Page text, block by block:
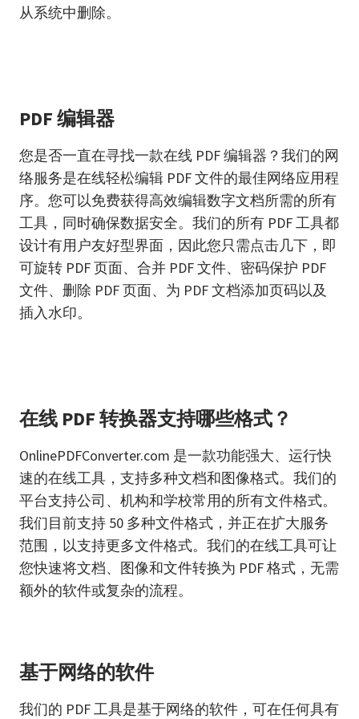
从系统中删除。
PDF 编辑器
您是否一直在寻找一款在线 PDF 编辑器？我们的网
络服务是在线轻松编辑 PDF 文件的最佳网络应用程
序。您可以免费获得高效编辑数字文档所需的所有
工具，同时确保数据安全。我们的所有 PDF 工具都
设计有用户友好型界面，因此您只需点击几下，即
可旋转 PDF 页面、合并 PDF 文件、密码保护 PDF
文件、删除 PDF 页面、为 PDF 文档添加页码以及
插入水印。
在线 PDF 转换器支持哪些格式？
OnlinePDFConverter.com 是一款功能强大、运行快
速的在线工具，支持多种文档和图像格式。我们的
平台支持公司、机构和学校常用的所有文件格式。
我们目前支持 50 多种文件格式，并正在扩大服务
范围，以支持更多文件格式。我们的在线工具可让
您快速将文档、图像和文件转换为 PDF 格式，无需
额外的软件或复杂的流程。
基于网络的软件
我们的 PDF 工具是基于网络的软件，可在任何具有